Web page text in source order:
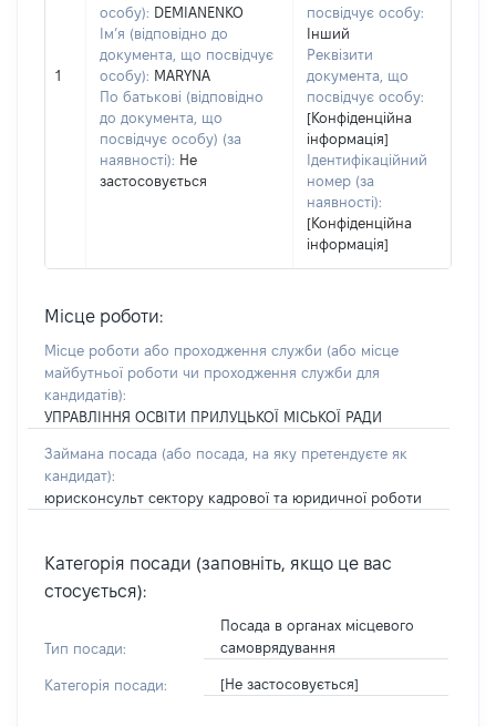
1
особу): DEMIANENKO
Ім’я (відповідно до
документа, що посвідчує
особу): MARYNA
По батькові (відповідно
до документа, що
посвідчує особу) (за
наявності): Не
застосовується
посвідчує особу:
Інший
Реквізити
документа, що
посвідчує особу:
[Конфіденційна
інформація]
Ідентифікаційний
номер (за
наявності):
[Конфіденційна
інформація]
Місце роботи:
Місце роботи або проходження служби (або місце
майбутньої роботи чи проходження служби для
кандидатів):
УПРАВЛІННЯ ОСВІТИ ПРИЛУЦЬКОЇ МІСЬКОЇ РАДИ
Займана посада (або посада, на яку претендуєте як
кандидат):
юрисконсульт сектору кадрової та юридичної роботи
Категорія посади (заповніть, якщо це вас
стосується):
Тип посади:
Посада в органах місцевого
самоврядування
Категорія посади: [Не застосовується]